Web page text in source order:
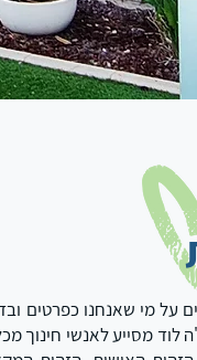
על מי שאנחנו כפרטים
לוד מסייע לאנשי חינוך מכל